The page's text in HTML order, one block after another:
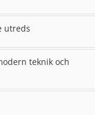
utreds
teknik och